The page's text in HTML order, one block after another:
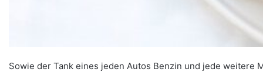
Sowie der Tank eines jeden Autos Benzin und jede weitere